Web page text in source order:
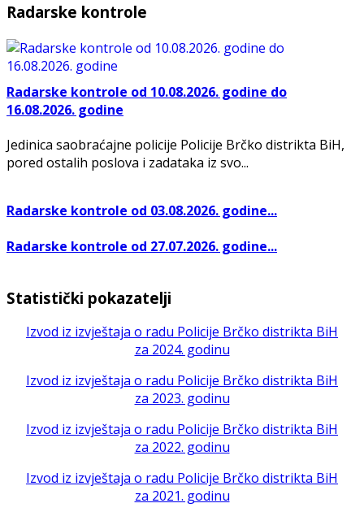
Radarske kontrole
Radarske kontrole od 10.08.2026. godine do
16.08.2026. godine
Jedinica saobraćajne policije Policije Brčko distrikta BiH,
pored ostalih poslova i zadataka iz svo...
Radarske kontrole od 03.08.2026. godine...
Radarske kontrole od 27.07.2026. godine...
Statistički pokazatelji
Izvod iz izvještaja o radu Policije Brčko distrikta BiH
za 2024. godinu
Izvod iz izvještaja o radu Policije Brčko distrikta BiH
za 2023. godinu
Izvod iz izvještaja o radu Policije Brčko distrikta BiH
za 2022. godinu
Izvod iz izvještaja o radu Policije Brčko distrikta BiH
za 2021. godinu